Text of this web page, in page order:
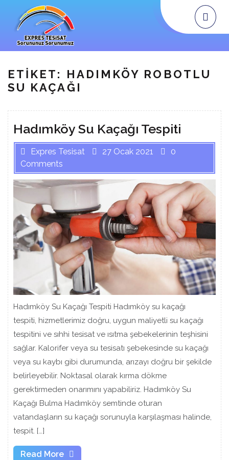
content
ETIKET: HADIMKÖY ROBOTLU
SU KAÇAĞI
Hadımköy Su Kaçağı Tespiti
Expres Tesisat 27 Ocak 2021
0
Comments
Hadımköy Su Kaçağı Tespiti Hadımköy su kaçağı
tespiti, hizmetlerimiz doğru, uygun maliyetli su kaçağı
tespitini ve sıhhi tesisat ve ısıtma şebekelerinin teşhisini
sağlar. Kalorifer veya su tesisatı şebekesinde su kaçağı
veya su kaybı gibi durumunda, arızayı doğru bir şekilde
belirleyebilir. Noktasal olarak kırma dökme
gerektirmeden onarımını yapabiliriz. Hadımköy Su
Kaçağı Bulma Hadımköy semtinde oturan
vatandaşların su kaçağı sorunuyla karşılaşması halinde,
tespit. […]
Read More